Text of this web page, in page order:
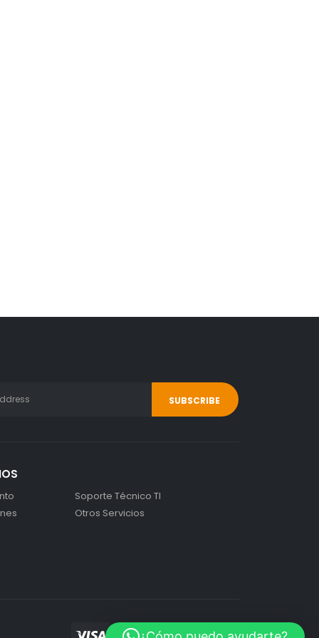
Soporte Técnico TI
Otros Servicios